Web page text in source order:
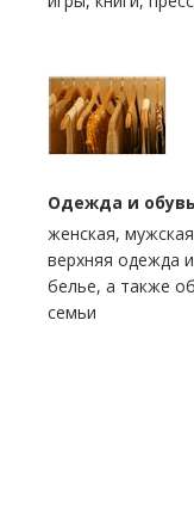
Одежда и
женская,
верхняя одежда
белье, а также
семьи